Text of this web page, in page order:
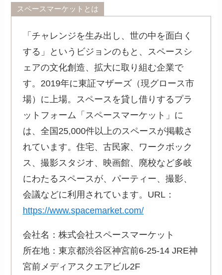
スペースマーケットとは
「チャレンジを生み出し、世の中を面白く
する」というビジョンのもと、スペースシ
ェアの文化創造、拡大に取り組む企業で
す。2019年に東証マザーズ（現グロース市
場）に上場。スペースを貸し借りするプラ
ットフォーム「スペースマーケット」に
は、全国25,000件以上のスペースが掲載さ
れています。住宅、古民家、ワークボック
ス、撮影スタジオ、映画館、廃校など多岐
にわたるスペースが、パーティー、撮影、
会議などに利用されています。URL：
https://www.spacemarket.com/
会社名：株式会社スペースマーケット
所在地：東京都渋谷区神宮前6-25-14 JRE神
宮前メディアスクエアビル2F